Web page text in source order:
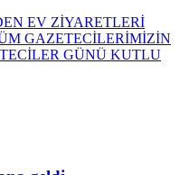
EV ZİYARETLERİ
GAZETECİLERİMİZİN
GÜNÜ KUTLU